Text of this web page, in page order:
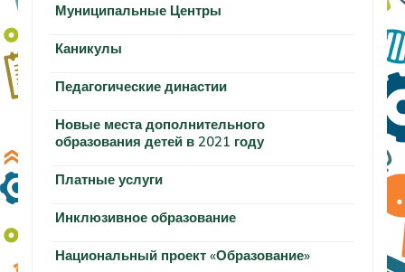
Муниципальные Центры
Каникулы
Педагогические династии
Новые места дополнительного
образования детей в 2021 году
Платные услуги
Инклюзивное образование
Национальный проект «Образование»